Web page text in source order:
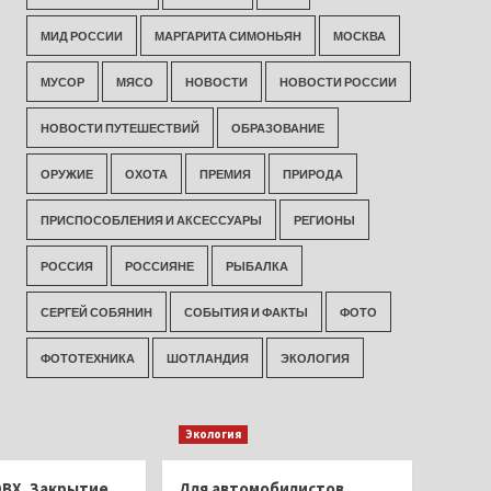
МИД РОССИИ МАРГАРИТА СИМОНЬЯН МОСКВА
МУСОР МЯСО НОВОСТИ НОВОСТИ РОССИИ
НОВОСТИ ПУТЕШЕСТВИЙ ОБРАЗОВАНИЕ
ОРУЖИЕ ОХОТА ПРЕМИЯ ПРИРОДА
ПРИСПОСОБЛЕНИЯ И АКСЕССУАРЫ РЕГИОНЫ
РОССИЯ РОССИЯНЕ РЫБАЛКА
СЕРГЕЙ СОБЯНИН СОБЫТИЯ И ФАКТЫ ФОТО
ФОТОТЕХНИКА ШОТЛАНДИЯ ЭКОЛОГИЯ
Экология